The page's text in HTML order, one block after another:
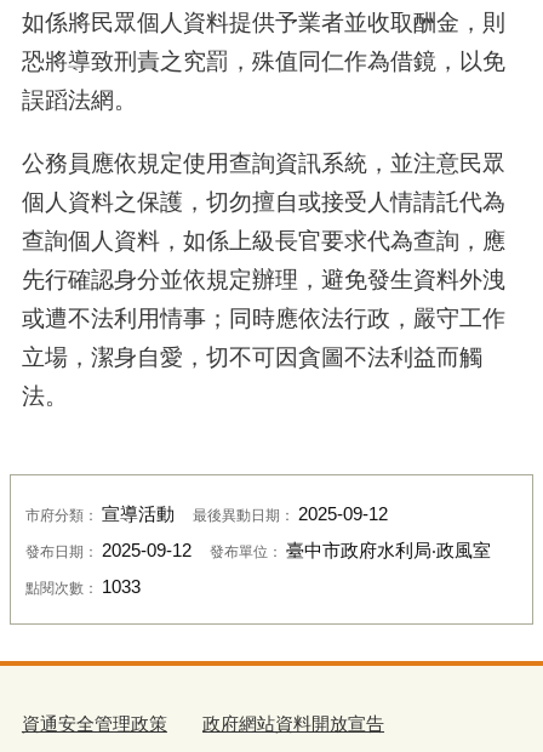
如係將民眾個人資料提供予業者並收取酬金，則
恐將導致刑責之究罰，殊值同仁作為借鏡，以免
誤蹈法網。
公務員應依規定使用查詢資訊系統，並注意民眾
個人資料之保護，切勿擅自或接受人情請託代為
查詢個人資料，如係上級長官要求代為查詢，應
先行確認身分並依規定辦理，避免發生資料外洩
或遭不法利用情事；同時應依法行政，嚴守工作
立場，潔身自愛，切不可因貪圖不法利益而觸
法。
市府分類： 宣導活動 最後異動日期： 2025-09-12
發布日期： 2025-09-12 發布單位： 臺中市政府水利局‧政風室
點閱次數： 1033
資通安全管理政策 政府網站資料開放宣告